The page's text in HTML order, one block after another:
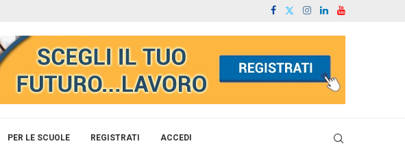
PER LE SCUOLE REGISTRATI ACCEDI